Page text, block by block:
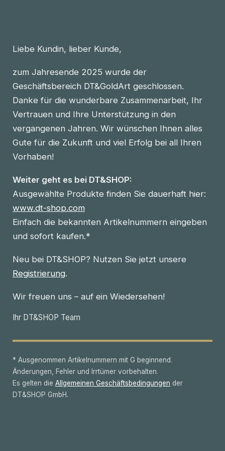
Liebe Kundin, lieber Kunde,
zum Jahresende 2025 wurde der
Geschäftsbereich DT&GoldArt geschlossen.
Danke für die wunderbare Zusammenarbeit, Ihr
Vertrauen und Ihre Unterstützung in den
vergangenen Jahren. Wir wünschen Ihnen alles
Gute für die Zukunft und viel Erfolg bei all Ihren
Vorhaben!
Weiter geht es bei DT&SHOP:
Ausgewählte Produkte finden Sie dauerhaft hier:
www.dt-shop.com
Einfach die bekannten Artikelnummern eingeben
und sofort kaufen.*
Neu bei DT&SHOP? Nutzen Sie jetzt unsere
Registrierung.
Wir freuen uns – auf ein Wiedersehen!
Ihr DT&SHOP Team
* Ausgenommen Artikelnummern mit G beginnend.
Änderungen, Fehler und Irrtümer vorbehalten.
Es gelten die Allgemeinen Geschäftsbedingungen der
DT&SHOP GmbH.